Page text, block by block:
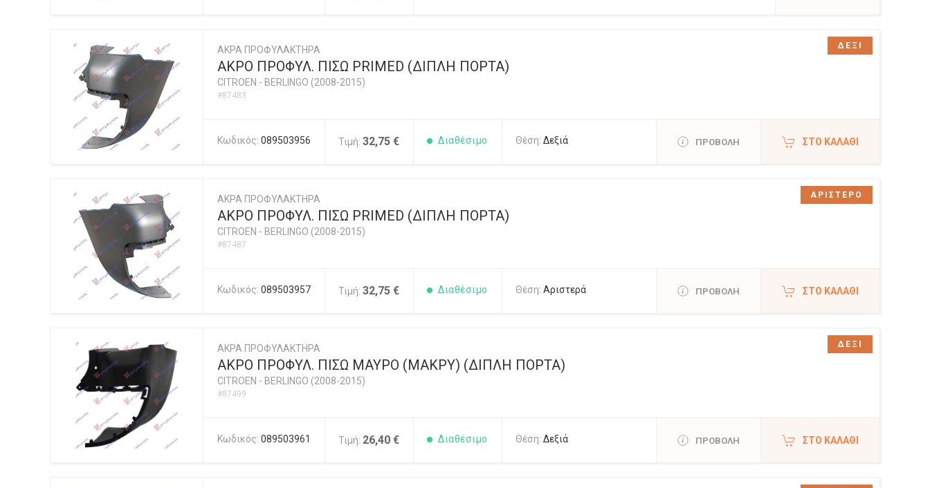
ΑΚΡΑ ΠΡΟΦΥΛΑΚΤΗΡΑ
ΑΚΡΟ ΠΡΟΦΥΛ. ΠΙΣΩ PRIMED (ΔΙΠΛΗ ΠΟΡΤΑ)
CITROEN - BERLINGO (2008-2015)
#87483
Κωδικός: 089503956 Τιμή: 32,75 € Διαθέσιμο Θέση: Δεξιά ΠΡΟΒΟΛΗ ΣΤΟ ΚΑΛΆΘΙ
ΔΕΞΙ
ΑΚΡΑ ΠΡΟΦΥΛΑΚΤΗΡΑ
ΑΚΡΟ ΠΡΟΦΥΛ. ΠΙΣΩ PRIMED (ΔΙΠΛΗ ΠΟΡΤΑ)
CITROEN - BERLINGO (2008-2015)
#87487
Κωδικός: 089503957 Τιμή: 32,75 € Διαθέσιμο Θέση: Αριστερά ΠΡΟΒΟΛΗ ΣΤΟ ΚΑΛΆΘΙ
ΑΡΙΣΤΕΡΟ
ΑΚΡΑ ΠΡΟΦΥΛΑΚΤΗΡΑ
ΑΚΡΟ ΠΡΟΦΥΛ. ΠΙΣΩ ΜΑΥΡΟ (ΜΑΚΡΥ) (ΔΙΠΛΗ ΠΟΡΤΑ)
CITROEN - BERLINGO (2008-2015)
#87499
Κωδικός: 089503961 Τιμή: 26,40 € Διαθέσιμο Θέση: Δεξιά ΠΡΟΒΟΛΗ ΣΤΟ ΚΑΛΆΘΙ
ΔΕΞΙ